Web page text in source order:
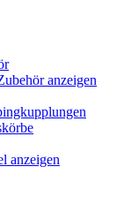
anzeigen
anzeigen